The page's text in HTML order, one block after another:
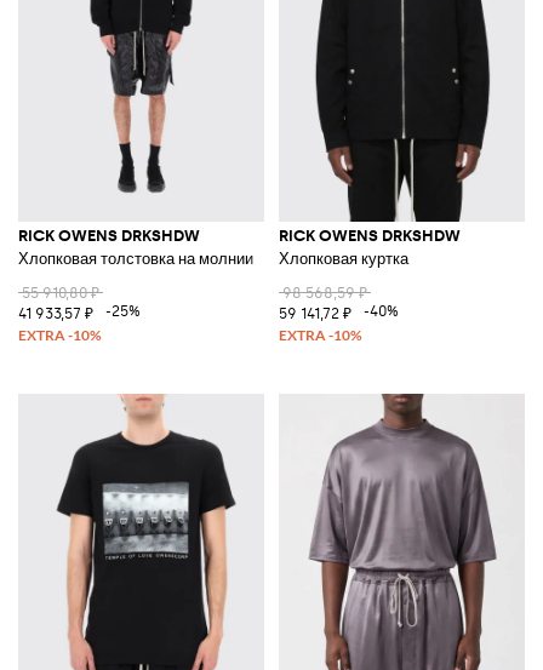
RICK OWENS DRKSHDW
Хлопковая толстовка на молнии
55 910,80 ₽
41 933,57 ₽
-25%
RICK OWENS DRKSHDW
Хлопковая куртка
98 568,59 ₽
59 141,72 ₽
-40%